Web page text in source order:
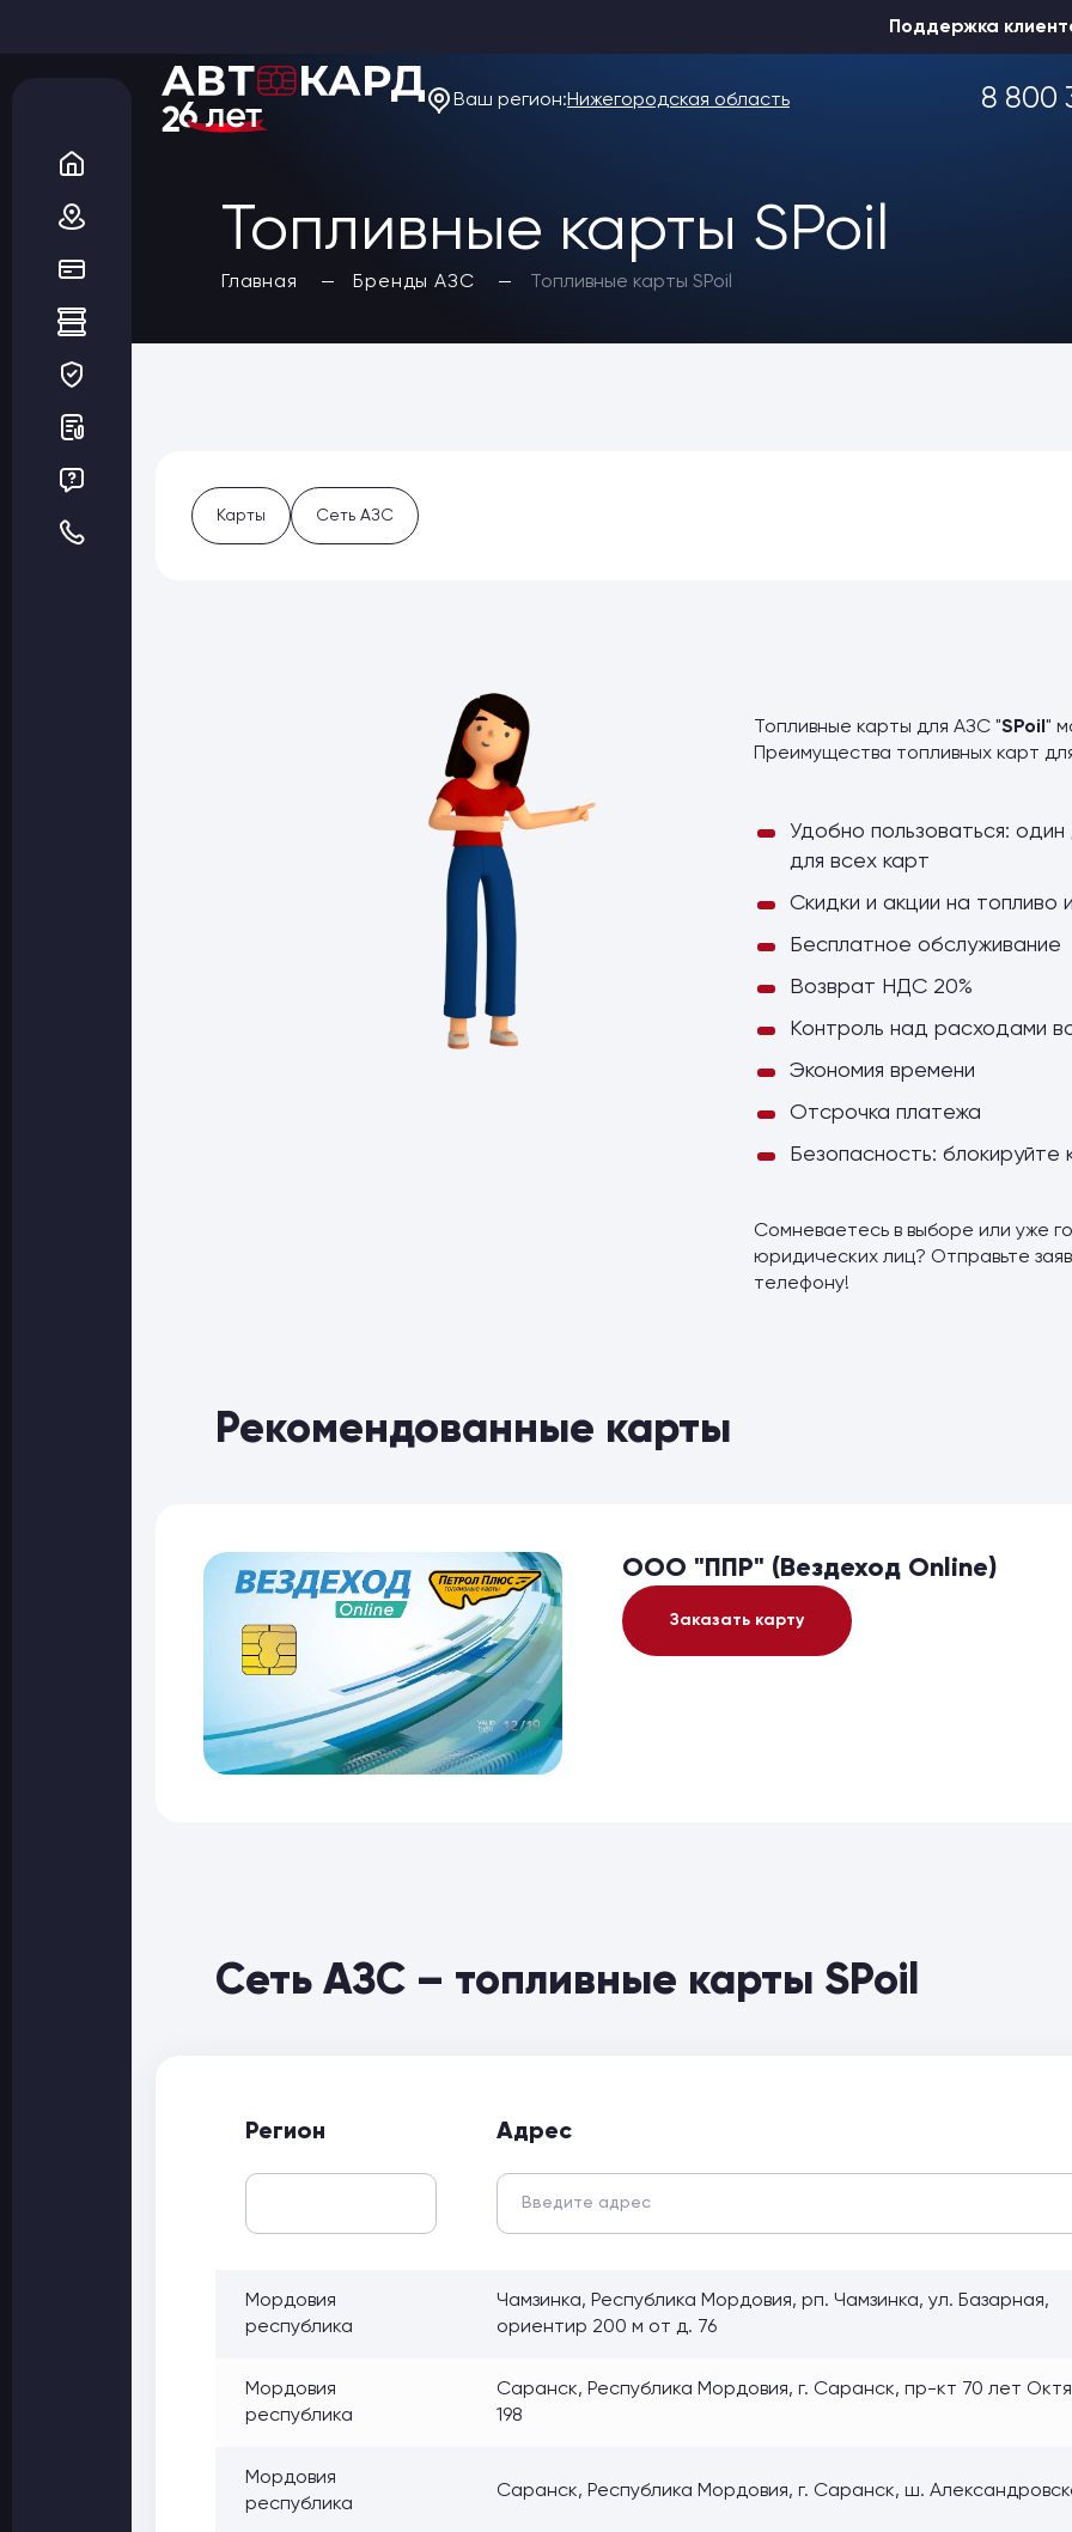
Поддержка
Ваш регион:Нижегородская область 8 800
Топливные карты SPoil
Главная Бренды АЗС Топливные карты SPoil
Карты Сеть АЗС
Топливные карты для АЗС "SPoil "
Преимущества топливных карт
Удобно пользоваться:
для всех карт
Скидки и акции на топливо
Бесплатное обслуживание
Возврат НДС 20%
Контроль над расходами
Экономия времени
Отсрочка платежа
Безопасность: блокируйте
Сомневаетесь в выборе или уже
юридических лиц? Отправьте
телефону!
Рекомендованные карты
ООО "ППР" (Вездеход Online)
Заказать карту
Сеть АЗС – топливные карты SPoil
Регион Адрес
Мордовия
республика
Чамзинка, Республика Мордовия, рп. Чамзинка, ул. Базарная,
ориентир 200 м от д. 76
Мордовия
республика
Саранск, Республика Мордовия, г. Саранск, пр-кт 70 лет
198
Мордовия
республика
Саранск, Республика Мордовия, г. Саранск, ш.
О компании
Акции
Благотворительность
Статьи
Топливные карты
Заказать карты
Получить выгоду
Регионы
Бренды АЗС
Шиномонтаж
Оптовые поставки
Электронные перевозочные документы